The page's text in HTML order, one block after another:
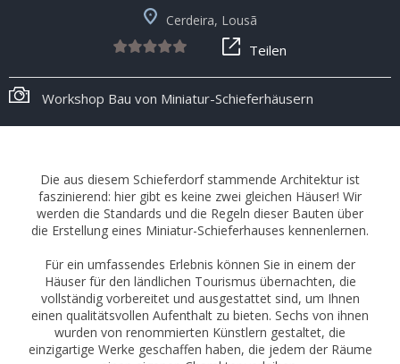
Cerdeira, Lousã
Teilen
Workshop Bau von Miniatur-Schieferhäusern
Die aus diesem Schieferdorf stammende Architektur ist
faszinierend: hier gibt es keine zwei gleichen Häuser! Wir
werden die Standards und die Regeln dieser Bauten über
die Erstellung eines Miniatur-Schieferhauses kennenlernen.
Für ein umfassendes Erlebnis können Sie in einem der
Häuser für den ländlichen Tourismus übernachten, die
vollständig vorbereitet und ausgestattet sind, um Ihnen
einen qualitätsvollen Aufenthalt zu bieten. Sechs von ihnen
wurden von renommierten Künstlern gestaltet, die
einzigartige Werke geschaffen haben, die jedem der Räume